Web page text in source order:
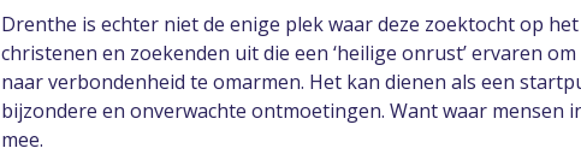
Drenthe is echter niet de enige plek waar deze zoektocht op
christenen en zoekenden uit die een ‘heilige onrust’ ervaren
naar verbondenheid te omarmen. Het kan dienen als een
bijzondere en onverwachte ontmoetingen. Want waar mensen
mee.